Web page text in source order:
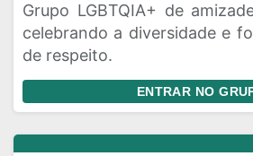
Grupo LGBTQIA+ de
celebrando a diversidade e
de respeito.
ENTRAR NO